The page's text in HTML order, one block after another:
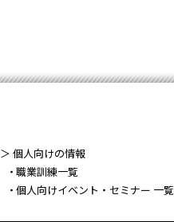
＞ 個人向けの情報
職業訓練一覧
個人向けイベント・セミナー 一覧